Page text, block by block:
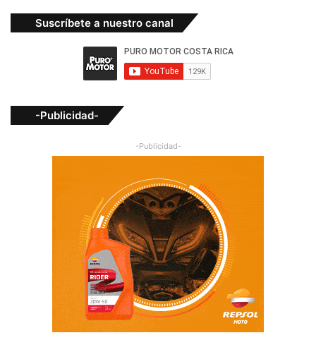
Suscríbete a nuestro canal
-Publicidad-
-Publicidad-